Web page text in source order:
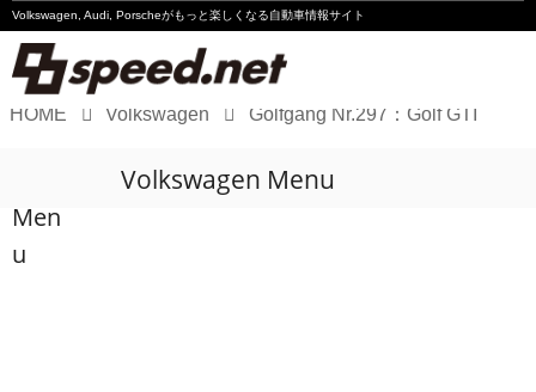
Volkswagen, Audi, Porscheがもっと楽しくなる自動車情報サイト
Audi
HOME Volkswagen Golfgang Nr.297：Golf GTI
Men
u
Volkswagen Menu